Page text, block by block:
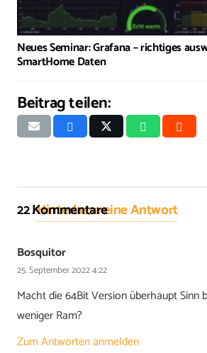
Neues Seminar: Grafana – richtiges
SmartHome Daten
Beitrag teilen:
22Kommentare
.Hinterlasse eine Antwort
Bosquitor
25. September 2022 4:22
Macht die 64Bit Version überhaupt Sinn
weniger Ram?
Zum Antworten anmelden